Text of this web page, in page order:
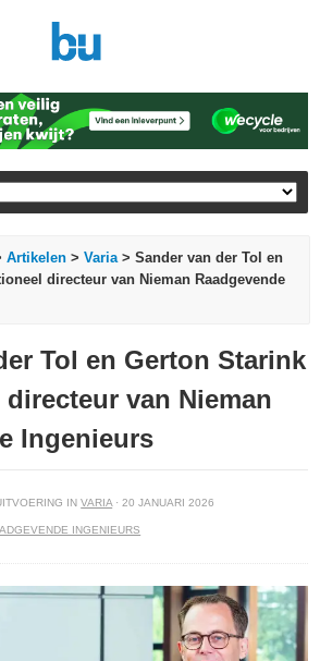
Artikelen >Varia> Sander van der Tol en
directeur van Nieman Raadgevende
Tol en Gerton Starink
van Nieman
Ingenieurs
INVARIA· 20 JANUARI 2026
INGENIEURS